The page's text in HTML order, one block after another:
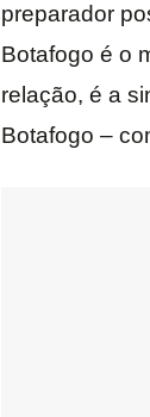
preparador
Botafogo é o
relação, é a
Botafogo –